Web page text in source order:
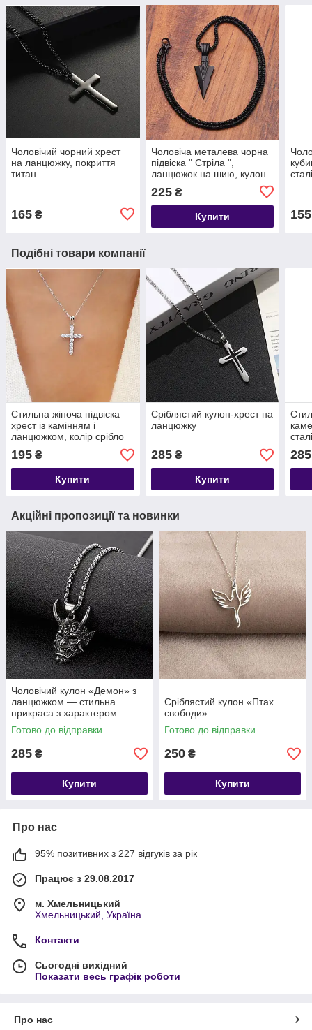
Чоловічий чорний хрест
на ланцюжку, покриття
титан
165 ₴
Чоловіча металева чорна
підвіска " Стріла ",
ланцюжок на шию, кулон
225₴
Купити 155
Подібні товари компанії
Стильна жіноча підвіска
хрест із камінням і
ланцюжком, колір срібло
195 ₴
Купити
Сріблястий кулон-хрест на
ланцюжку
285₴
Купити
285
Акційні пропозиції та новинки
Чоловічий кулон «Демон» з
ланцюжком — стильна
прикраса з характером
Готово до відправки
285 ₴
Купити
Сріблястий кулон «Птах
свободи»
Готово до відправки
250 ₴
Купити
Про нас
95% позитивних з 227 відгуків за рік
Працює з 29.08.2017
м. Хмельницький
Хмельницький, Україна
Контакти
Сьогодні вихідний
Показати весь графік роботи
Про нас